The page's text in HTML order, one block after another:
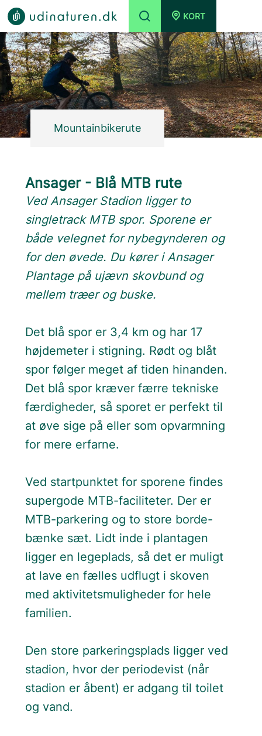
KORT
Mountainbikerute
Ansager - Blå MTB rute
Ved Ansager Stadion ligger to
singletrack MTB spor. Sporene er
både velegnet for nybegynderen og
for den øvede. Du kører i Ansager
Plantage på ujævn skovbund og
mellem træer og buske.
Det blå spor er 3,4 km og har 17
højdemeter i stigning. Rødt og blåt
spor følger meget af tiden hinanden.
Det blå spor kræver færre tekniske
færdigheder, så sporet er perfekt til
at øve sige på eller som opvarmning
for mere erfarne.
Ved startpunktet for sporene findes
supergode MTB-faciliteter. Der er
MTB-parkering og to store borde-
bænke sæt. Lidt inde i plantagen
ligger en legeplads, så det er muligt
at lave en fælles udflugt i skoven
med aktivitetsmuligheder for hele
familien.
Den store parkeringsplads ligger ved
stadion, hvor der periodevist (når
stadion er åbent) er adgang til toilet
og vand.